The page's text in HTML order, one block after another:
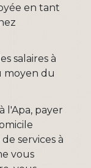
en tant
salaires à
moyen du
l'Apa, payer
services à
vous